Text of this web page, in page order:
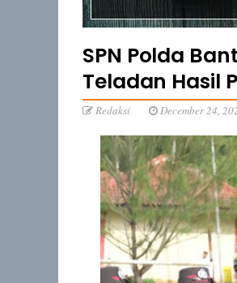
SPN Polda
Teladan Hasil
Redaksi December 24,